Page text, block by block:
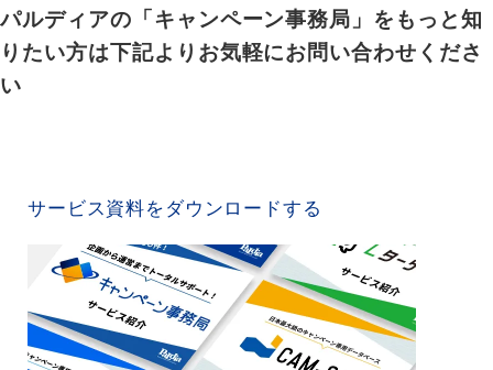
パルディアの「キャンペーン事務局」をもっと知
りたい方は下記よりお気軽にお問い合わせくださ
い
サービス資料をダウンロードする